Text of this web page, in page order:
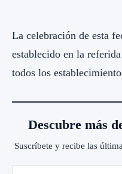
La celebración de esta
establecido en la
todos los
Descubre más
Suscríbete y recibe las
Escribe tu correo electrónico…